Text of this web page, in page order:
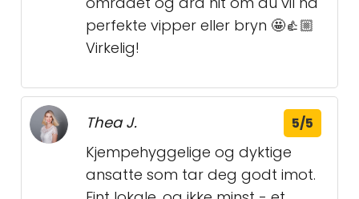
perfekte vipper eller bryn 🤩👍🏼
Virkelig!
Thea J. 5/5
Kjempehyggelige og dyktige
ansatte som tar deg godt imot.